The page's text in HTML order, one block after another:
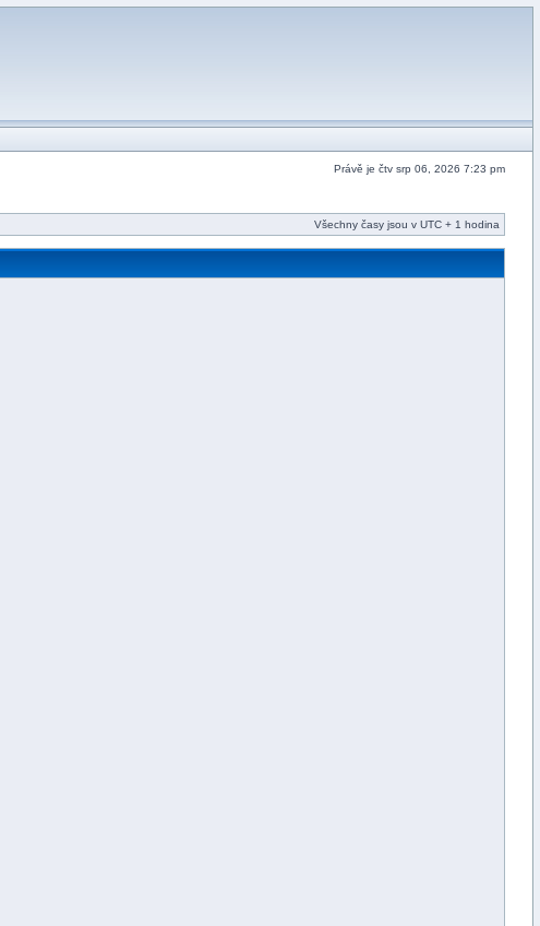
Právě je čtv srp 06, 2026 7:23 pm
Všechny časy jsou v UTC + 1 hodina